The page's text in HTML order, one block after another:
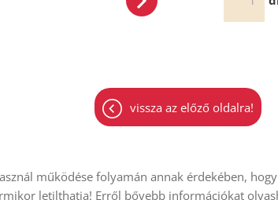
vissza az előző oldalra!
Oldal információk
működése folyamán annak érdekében,
letilthatja! Erről bővebb információkat